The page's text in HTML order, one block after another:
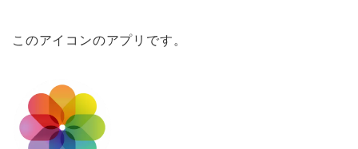
このアイコンのアプリです。